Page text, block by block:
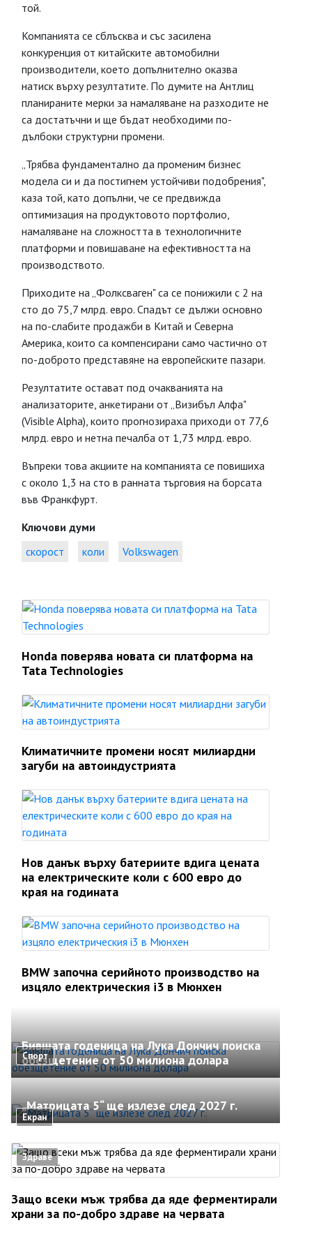
той.
Компанията се сблъсква и със засилена
конкуренция от китайските автомобилни
производители, което допълнително оказва
натиск върху резултатите. По думите на Антлиц
планираните мерки за намаляване на разходите не
са достатъчни и ще бъдат необходими по-
дълбоки структурни промени.
„Трябва фундаментално да променим бизнес
модела си и да постигнем устойчиви подобрения",
каза той, като допълни, че се предвижда
оптимизация на продуктовото портфолио,
намаляване на сложността в технологичните
платформи и повишаване на ефективността на
производството.
Приходите на „Фолксваген" са се понижили с 2 на
сто до 75,7 млрд. евро. Спадът се дължи основно
на по-слабите продажби в Китай и Северна
Америка, които са компенсирани само частично от
по-доброто представяне на европейските пазари.
Резултатите остават под очакванията на
анализаторите, анкетирани от „Визибъл Алфа"
(Visible Alpha), които прогнозираха приходи от 77,6
млрд. евро и нетна печалба от 1,73 млрд. евро.
Въпреки това акциите на компанията се повишиха
с около 1,3 на сто в ранната търговия на борсата
във Франкфурт.
Ключови думи
скорост
коли Volkswagen
Honda поверява новата си платформа на
Tata Technologies
Климатичните промени носят милиардни
загуби на автоиндустрията
Нов данък върху батериите вдига цената
на електрическите коли с 600 евро до
края на годината
BMW започна серийното производство на
изцяло електрическия i3 в Мюнхен
Спорт
Бившата годеница на Лука Дончич поиска
обезщетение от 50 милиона долара
Екран
„Матрицата 5“ ще излезе след 2027 г.
Здраве
Защо всеки мъж трябва да яде ферментирали
храни за по-добро здраве на червата